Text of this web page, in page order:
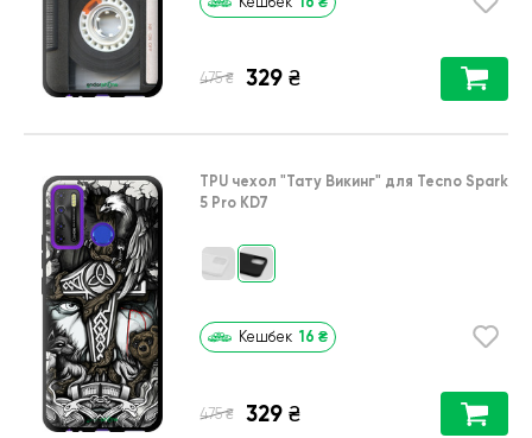
475 ₴ 329 ₴
TPU чехол "Тату Викинг" для Tecno Spark
5 Pro KD7
Кешбек 16 ₴
475 ₴ 329 ₴